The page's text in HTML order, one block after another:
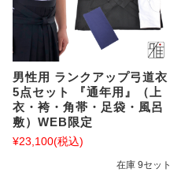
男性用 ランクアップ弓道衣
5点セット 『通年用』（上
衣・袴・角帯・足袋・風呂
敷）WEB限定
¥23,100(税込)
在庫 9セット